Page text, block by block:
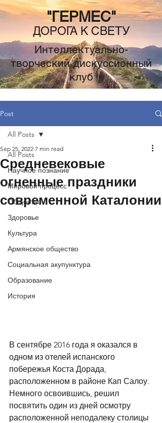
"ГЕРМЕС"
ДОРОГА К СВЕТУ
Интеллектуально-
творческий дискуссионный
клуб
Post
All Posts
Научное познание
Мировой процесс
Общество
Здоровье
Культура
Армянское общество
Социальная акупунктура
Образование
История
All Posts
Средневековые
огненные праздники
современной Каталонии
Sep 25, 2022 7 min read
В сентябре 2016 года я оказался в
одном из отелей испанского
побережья Коста Дорада,
расположенном в районе Кап Салоу.
Немного освоившись, решил
посвятить один из дней осмотру
расположенной неподалеку столицы